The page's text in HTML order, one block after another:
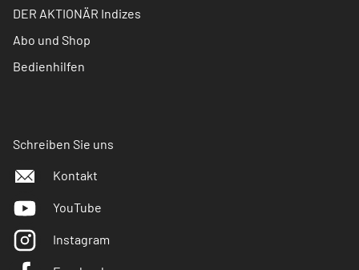
DER AKTIONÄR Indizes
Abo und Shop
Bedienhilfen
Schreiben Sie uns
Kontakt
YouTube
Instagram